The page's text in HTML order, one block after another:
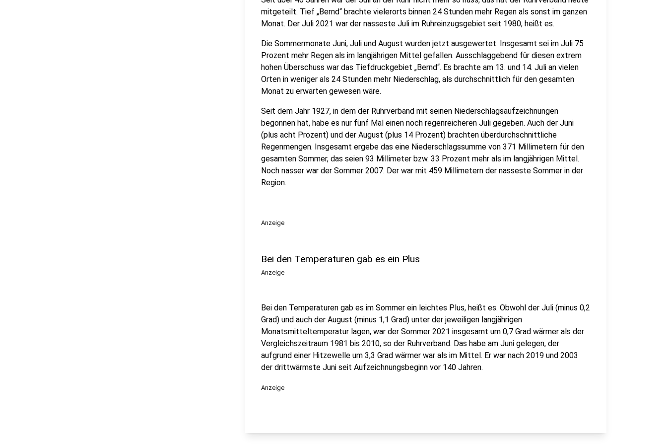
mitgeteilt. Tief „Bernd“ brachte vielerorts binnen 24 Stunden mehr Regen als sonst im ganzen
Monat. Der Juli 2021 war der nasseste Juli im Ruhreinzugsgebiet seit 1980, heißt es.
Die Sommermonate Juni, Juli und August wurden jetzt ausgewertet. Insgesamt sei im Juli 75
Prozent mehr Regen als im langjährigen Mittel gefallen. Ausschlaggebend für diesen extrem
hohen Überschuss war das Tiefdruckgebiet „Bernd“. Es brachte am 13. und 14. Juli an vielen
Orten in weniger als 24 Stunden mehr Niederschlag, als durchschnittlich für den gesamten
Monat zu erwarten gewesen wäre.
Seit dem Jahr 1927, in dem der Ruhrverband mit seinen Niederschlagsaufzeichnungen
begonnen hat, habe es nur fünf Mal einen noch regenreicheren Juli gegeben. Auch der Juni
(plus acht Prozent) und der August (plus 14 Prozent) brachten überdurchschnittliche
Regenmengen. Insgesamt ergebe das eine Niederschlagssumme von 371 Millimetern für den
gesamten Sommer, das seien 93 Millimeter bzw. 33 Prozent mehr als im langjährigen Mittel.
Noch nasser war der Sommer 2007. Der war mit 459 Millimetern der nasseste Sommer in der
Region.
Anzeige
Bei den Temperaturen gab es ein Plus
Anzeige
Bei den Temperaturen gab es im Sommer ein leichtes Plus, heißt es. Obwohl der Juli (minus 0,2
Grad) und auch der August (minus 1,1 Grad) unter der jeweiligen langjährigen
Monatsmitteltemperatur lagen, war der Sommer 2021 insgesamt um 0,7 Grad wärmer als der
Vergleichszeitraum 1981 bis 2010, so der Ruhrverband. Das habe am Juni gelegen, der
aufgrund einer Hitzewelle um 3,3 Grad wärmer war als im Mittel. Er war nach 2019 und 2003
der drittwärmste Juni seit Aufzeichnungsbeginn vor 140 Jahren.
Anzeige